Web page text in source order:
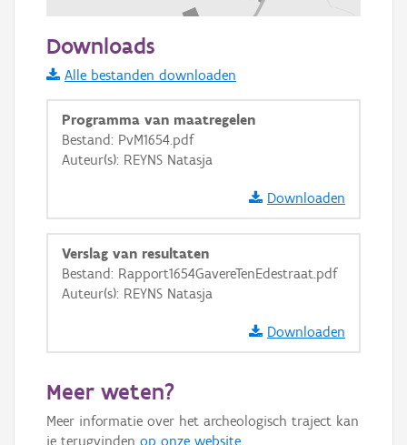
Informatie Vlaanderen
i
+ −
Basis Lagen
GRB-Basiskaart
GRB-Basiskaart in grijswaarden
Downloads
Alle bestanden downloaden
Programma van maatregelen
Bestand: PvM1654.pdf
Auteur(s): REYNS Natasja
Downloaden
Verslag van resultaten
Bestand: Rapport1654GavereTenEdestraat.pdf
Auteur(s): REYNS Natasja
Downloaden
Meer weten?
Meer informatie over het archeologisch traject kan
je terugvinden op onze website